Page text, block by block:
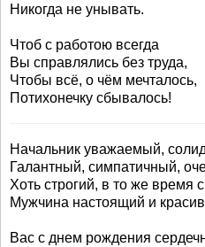
Никогда не унывать.
Чтоб с работою всегда
Вы справлялись без труда,
Чтобы всё, о чём мечталось,
Потихонечку сбывалось!
Начальник уважаемый,
Галантный, симпатичный,
Хоть строгий, в то же время
Мужчина настоящий и
Вас с днем рождения